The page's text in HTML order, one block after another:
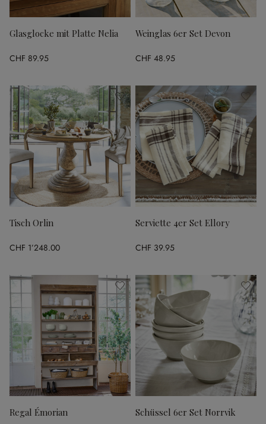
Glasglocke mit Platte Nelia
CHF 89.95
Weinglas 6er Set Devon
CHF 48.95
Tisch Orlin
CHF 1’248.00
Serviette 4er Set Ellory
CHF 39.95
Regal Émorian Schüssel 6er Set Norrvik